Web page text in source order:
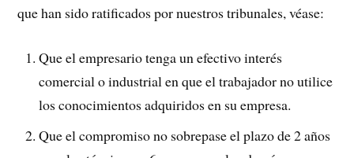
que han sido ratificados por nuestros tribunales, véase:
Que el empresario tenga un efectivo interés
comercial o industrial en que el trabajador no utilice
los conocimientos adquiridos en su empresa.
Que el compromiso no sobrepase el plazo de 2 años